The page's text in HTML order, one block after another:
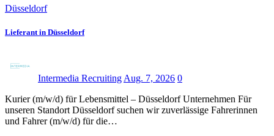
Düsseldorf
Lieferant in Düsseldorf
Intermedia Recruiting Aug. 7, 2026 0
Kurier (m/w/d) für Lebensmittel – Düsseldorf Unternehmen Für
unseren Standort Düsseldorf suchen wir zuverlässige Fahrerinnen
und Fahrer (m/w/d) für die…